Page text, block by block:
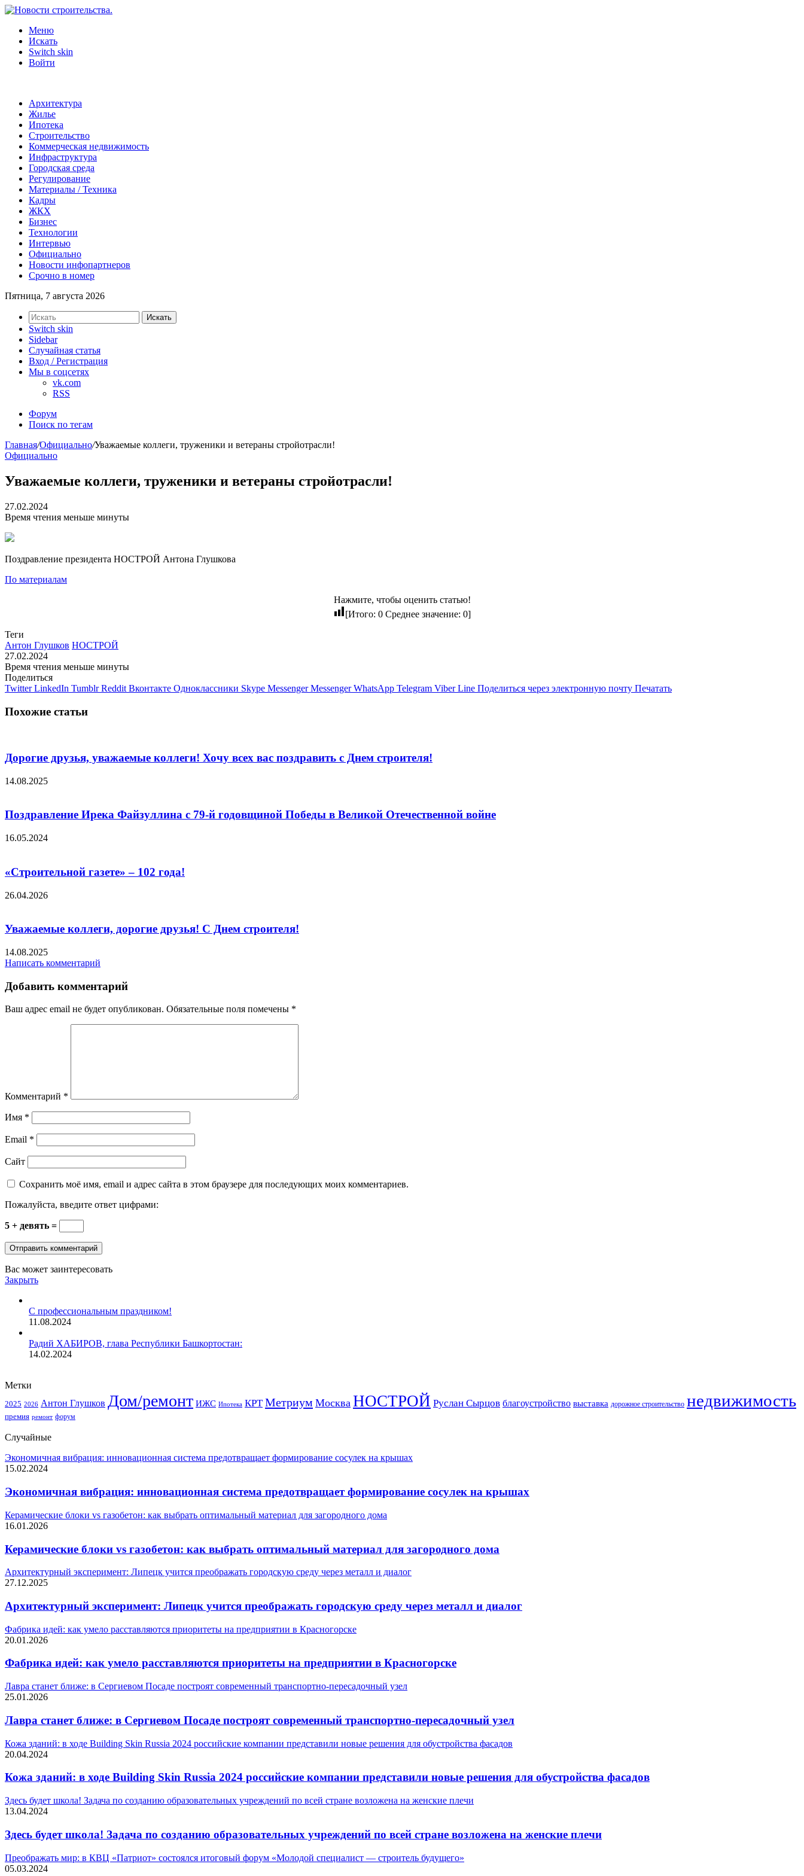
Меню
Искать
Switch skin
Войти
Архитектура
Жилье
Ипотека
Строительство
Коммерческая недвижимость
Инфраструктура
Городская среда
Регулирование
Материалы / Техника
Кадры
ЖКХ
Бизнес
Технологии
Интервью
Официально
Новости инфопартнеров
Срочно в номер
Пятница, 7 августа 2026
Искать
Switch skin
Sidebar
Случайная статья
Вход / Регистрация
Мы в соцсетях
vk.com
RSS
Форум
Поиск по тегам
Главная/Официально/Уважаемые коллеги, труженики и ветераны стройотрасли!
Официально
Уважаемые коллеги, труженики и ветераны стройотрасли!
27.02.2024
Время чтения меньше минуты
Поздравление президента НОСТРОЙ Антона Глушкова
По материалам
Нажмите, чтобы оценить статью!
[Итого: 0 Среднее значение: 0]
Теги
Антон Глушков НОСТРОЙ
27.02.2024
Время чтения меньше минуты
Поделиться
Twitter LinkedIn Tumblr Reddit Вконтакте Одноклассники Skype Messenger Messenger WhatsApp Telegram Viber Line Поделиться через электронную почту Печатать
Похожие статьи
Дорогие друзья, уважаемые коллеги! Хочу всех вас поздравить с Днем строителя!
14.08.2025
Поздравление Ирека Файзуллина с 79-й годовщиной Победы в Великой Отечественной войне
16.05.2024
«Строительной газете» – 102 года!
26.04.2026
Уважаемые коллеги, дорогие друзья! С Днем строителя!
14.08.2025
Написать комментарий
Добавить комментарий
Ваш адрес email не будет опубликован. Обязательные поля помечены *
Комментарий *
Имя *
Email *
Сайт
Сохранить моё имя, email и адрес сайта в этом браузере для последующих моих комментариев.
Пожалуйста, введите ответ цифрами:
5 + девять =
Вас может заинтересовать
Закрыть
С профессиональным праздником!
11.08.2024
Радий ХАБИРОВ, глава Республики Башкортостан:
14.02.2024
Метки
2025 2026 Антон Глушков Дом/ремонт ИЖС Ипотека КРТ Метриум Москва НОСТРОЙ Руслан Сырцов благоустройство выставка дорожное строительство недвижимость
премия ремонт форум
Случайные
Экономичная вибрация: инновационная система предотвращает формирование сосулек на крышах
15.02.2024
Экономичная вибрация: инновационная система предотвращает формирование сосулек на крышах
Керамические блоки vs газобетон: как выбрать оптимальный материал для загородного дома
16.01.2026
Керамические блоки vs газобетон: как выбрать оптимальный материал для загородного дома
Архитектурный эксперимент: Липецк учится преображать городскую среду через металл и диалог
27.12.2025
Архитектурный эксперимент: Липецк учится преображать городскую среду через металл и диалог
Фабрика идей: как умело расставляются приоритеты на предприятии в Красногорске
20.01.2026
Фабрика идей: как умело расставляются приоритеты на предприятии в Красногорске
Лавра станет ближе: в Сергиевом Посаде построят современный транспортно-пересадочный узел
25.01.2026
Лавра станет ближе: в Сергиевом Посаде построят современный транспортно-пересадочный узел
Кожа зданий: в ходе Building Skin Russia 2024 российские компании представили новые решения для обустройства фасадов
20.04.2024
Кожа зданий: в ходе Building Skin Russia 2024 российские компании представили новые решения для обустройства фасадов
Здесь будет школа! Задача по созданию образовательных учреждений по всей стране возложена на женские плечи
13.04.2024
Здесь будет школа! Задача по созданию образовательных учреждений по всей стране возложена на женские плечи
Преображать мир: в КВЦ «Патриот» состоялся итоговый форум «Молодой специалист — строитель будущего»
05.03.2024